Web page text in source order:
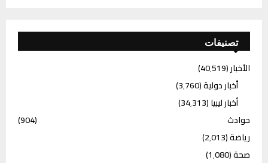
تصنيفات
الأخبار(40٬519)
أخبار دولية(3٬760)
أخبار ليبيا(34٬313)
حوادث
(904)
رياضة(2٬013)
صحة(1٬080)